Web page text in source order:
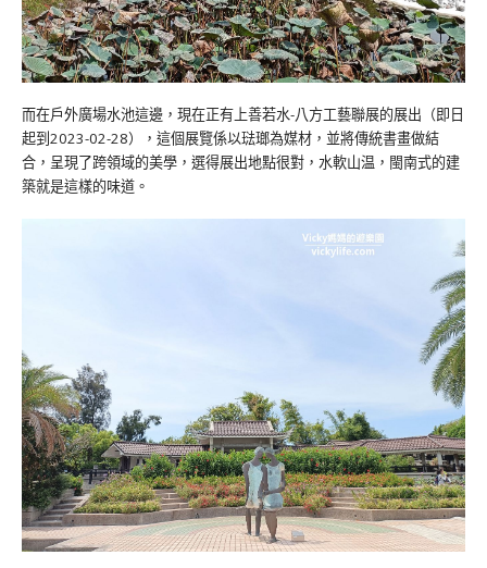
而在戶外廣場水池這邊，現在正有上善若水-八方工藝聯展的展出（即日
起到2023-02-28），這個展覽係以琺瑯為媒材，並將傳統書畫做結
合，呈現了跨領域的美學，選得展出地點很對，水軟山温，閩南式的建
築就是這樣的味道。